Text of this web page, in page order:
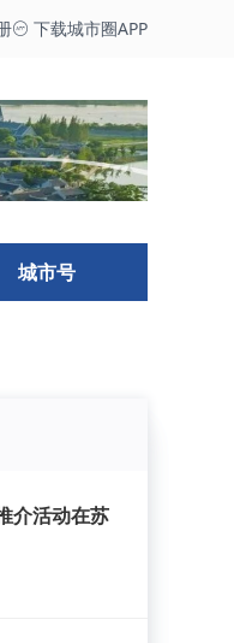
下载城市圈APP
城市号
介活动在苏